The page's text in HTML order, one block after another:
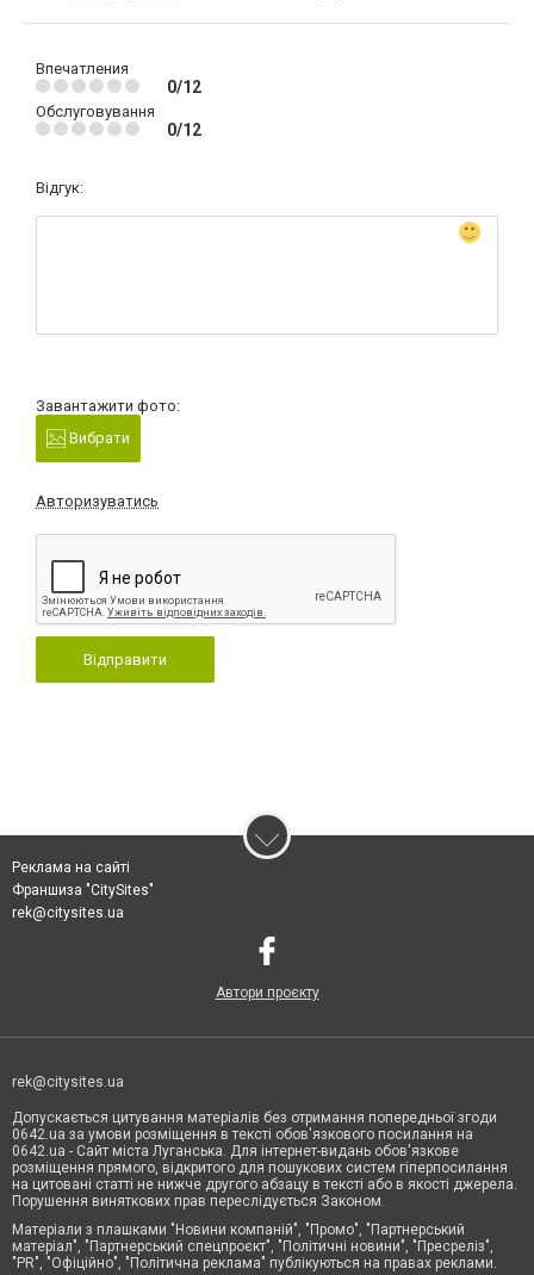
Впечатления
0/12
Обслуговування
0/12
Відгук:
Завантажити фото:
Вибрати
Авторизуватись
Відправити
Реклама на сайті
Франшиза "CitySites"
rek@citysites.ua
Автори проєкту
rek@citysites.ua
Допускається цитування матеріалів без отримання попередньої згоди
0642.ua за умови розміщення в тексті обов'язкового посилання на
0642.ua - Сайт міста Луганська. Для інтернет-видань обов'язкове
розміщення прямого, відкритого для пошукових систем гіперпосилання
на цитовані статті не нижче другого абзацу в тексті або в якості джерела.
Порушення виняткових прав переслідується Законом.
Матеріали з плашками "Новини компаній", "Промо", "Партнерський
матеріал", "Партнерський спецпроєкт", "Політичні новини", "Пресреліз",
"PR", "Офіційно", "Політична реклама" публікуються на правах реклами.